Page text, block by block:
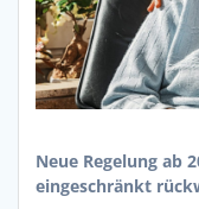
Neue Regelung ab
eingeschränkt